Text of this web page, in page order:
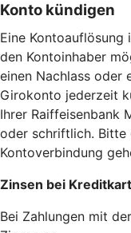
Konto kündigen
Eine
den Kontoinhaber
einen Nachlass oder
Girokonto jederzeit
Ihrer Raiffeisenbank
oder schriftlich. Bitte
Kontoverbindung
Zinsen bei
Bei Zahlungen mit